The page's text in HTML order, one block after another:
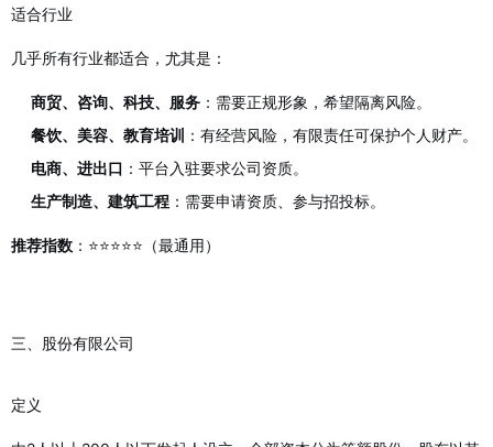
适合行业
几乎所有行业都适合，尤其是：
商贸、咨询、科技、服务 ：需要正规形象，希望隔离风险。
餐饮、美容、教育培训
：有经营风险，有限责任可保护个人财产。
电商、进出口 ：平台入驻要求公司资质。
生产制造、建筑工程 ：需要申请资质、参与招投标。
推荐指数 ：⭐⭐⭐⭐⭐（最通用）
三、股份有限公司
定义